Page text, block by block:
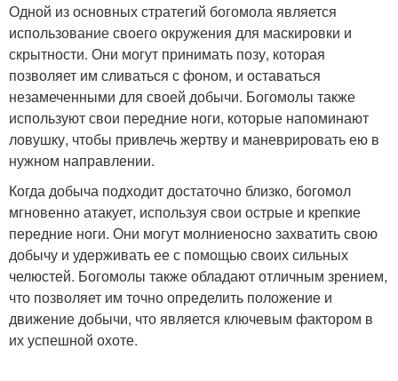
Одной из основных стратегий богомола является
использование своего окружения для маскировки и
скрытности. Они могут принимать позу, которая
позволяет им сливаться с фоном, и оставаться
незамеченными для своей добычи. Богомолы также
используют свои передние ноги, которые напоминают
ловушку, чтобы привлечь жертву и маневрировать ею в
нужном направлении.
Когда добыча подходит достаточно близко, богомол
мгновенно атакует, используя свои острые и крепкие
передние ноги. Они могут молниеносно захватить свою
добычу и удерживать ее с помощью своих сильных
челюстей. Богомолы также обладают отличным зрением,
что позволяет им точно определить положение и
движение добычи, что является ключевым фактором в
их успешной охоте.